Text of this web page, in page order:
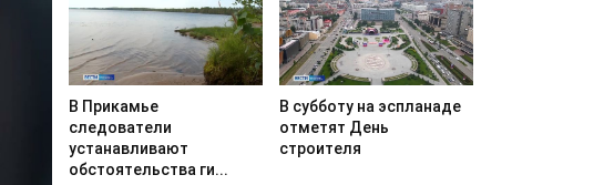
В Прикамье
следователи
устанавливают
обстоятельства ги...
В субботу на эспланаде
отметят День
строителя